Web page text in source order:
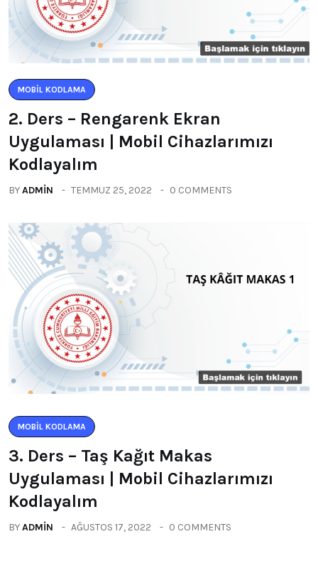
MOBIL KODLAMA
2. Ders – Rengarenk Ekran
Uygulaması | Mobil Cihazlarımızı
Kodlayalım
BYADMIN TEMMUZ 25, 2022 0 COMMENTS
MOBIL KODLAMA
3. Ders – Taş Kağıt Makas
Uygulaması | Mobil Cihazlarımızı
Kodlayalım
BYADMIN AĞUSTOS 17, 2022 0 COMMENTS